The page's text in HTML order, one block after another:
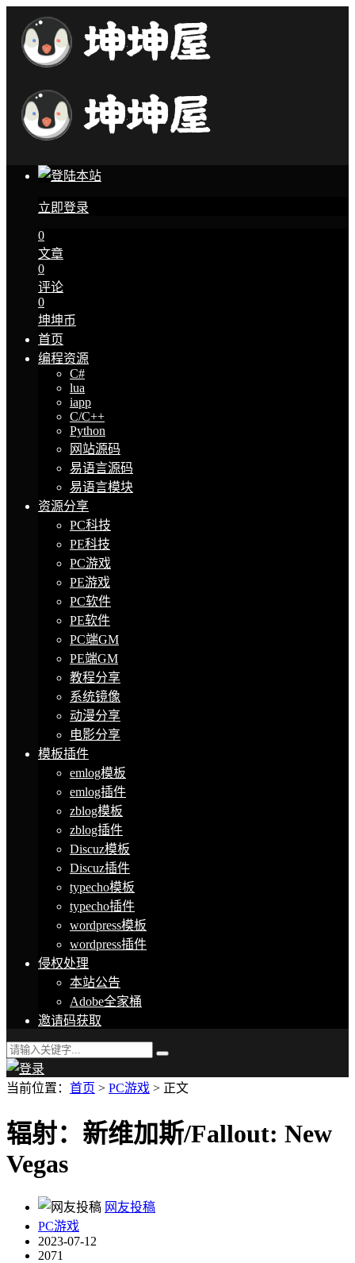
立即登录
0
文章
0
评论
0
坤坤币
首页
编程资源
C#
lua
iapp
C/C++
Python
网站源码
易语言源码
易语言模块
资源分享
PC科技
PE科技
PC游戏
PE游戏
PC软件
PE软件
PC端GM
PE端GM
教程分享
系统镜像
动漫分享
电影分享
模板插件
emlog模板
emlog插件
zblog模板
zblog插件
Discuz模板
Discuz插件
typecho模板
typecho插件
wordpress模板
wordpress插件
侵权处理
本站公告
Adobe全家桶
邀请码获取
当前位置： 首页 > PC游戏 > 正文
辐射：新维加斯/Fallout: New
Vegas
网友投稿
PC游戏
2023-07-12
2071